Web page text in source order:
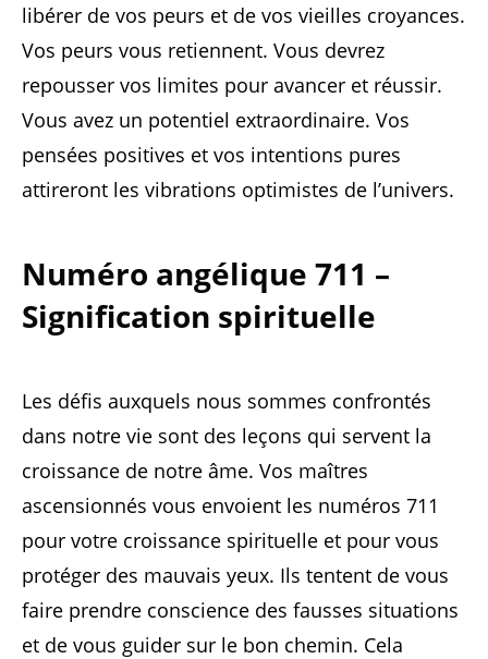
libérer de vos peurs et de vos vieilles croyances.
Vos peurs vous retiennent. Vous devrez
repousser vos limites pour avancer et réussir.
Vous avez un potentiel extraordinaire. Vos
pensées positives et vos intentions pures
attireront les vibrations optimistes de l’univers.
Numéro angélique 711 –
Signification spirituelle
Les défis auxquels nous sommes confrontés
dans notre vie sont des leçons qui servent la
croissance de notre âme. Vos maîtres
ascensionnés vous envoient les numéros 711
pour votre croissance spirituelle et pour vous
protéger des mauvais yeux. Ils tentent de vous
faire prendre conscience des fausses situations
et de vous guider sur le bon chemin. Cela